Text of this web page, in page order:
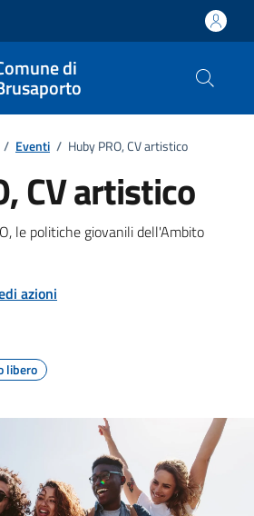
di
/ Eventi / Huby PRO, CV artistico
CV artistico
notizia
le politiche giovanili dell'Ambito
azioni
libero